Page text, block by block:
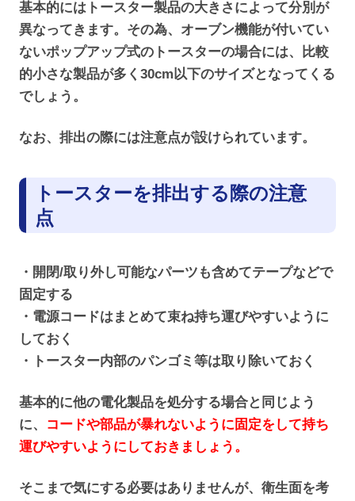
基本的にはトースター製品の大きさによって分別が
異なってきます。その為、オーブン機能が付いてい
ないポップアップ式のトースターの場合には、比較
的小さな製品が多く30cm以下のサイズとなってくる
でしょう。
なお、排出の際には注意点が設けられています。
トースターを排出する際の注意
点
・開閉/取り外し可能なパーツも含めてテープなどで
固定する
・電源コードはまとめて束ね持ち運びやすいように
しておく
・トースター内部のパンゴミ等は取り除いておく
基本的に他の電化製品を処分する場合と同じよう
に、
コードや部品が暴れないように固定をして持ち
運びやすいようにしておきましょう。
そこまで気にする必要はありませんが、衛生面を考